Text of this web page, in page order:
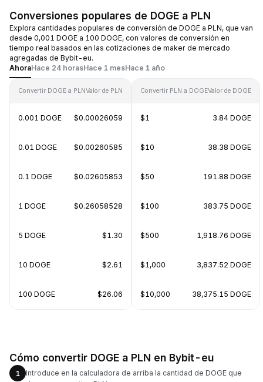
Conversiones populares de DOGE a PLN
Explora cantidades populares de conversión de DOGE a PLN, que van
desde 0,001 DOGE a 100 DOGE, con valores de conversión en
tiempo real basados en las cotizaciones de maker de mercado
agregadas de Bybit-eu.
AhoraHace 24 horasHace 1 mesHace 1 año
Convertir DOGE a PLNValor de PLN
0.001 DOGE $0.00026059
0.01 DOGE $0.00260585
0.1 DOGE $0.02605853
1 DOGE $0.26058528
5 DOGE $1.30
10 DOGE $2.61
100 DOGE $26.06
Convertir PLN a DOGEValor de DOGE
$1 3.84 DOGE
$10 38.38 DOGE
$50 191.88 DOGE
$100 383.75 DOGE
$500 1,918.76 DOGE
$1,000 3,837.52 DOGE
$10,000 38,375.15 DOGE
Cómo convertir DOGE a PLN en Bybit-eu
1
Introduce en la calculadora de arriba la cantidad de DOGE que